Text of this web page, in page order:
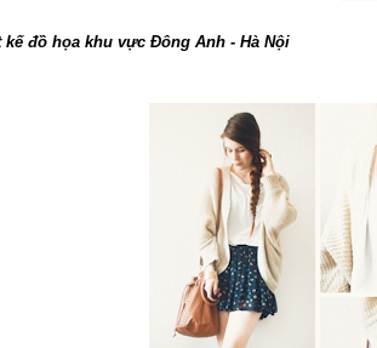
kế đồ họa khu vực Đông Anh - Hà Nội